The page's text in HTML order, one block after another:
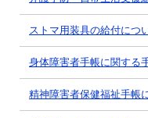
ストマ用装具の給付につ
身体障害者手帳に関する
精神障害者保健福祉手帳